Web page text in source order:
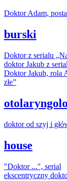
DoktorAdam,
burski
Doktorz serialu
doktorJakub z
DoktorJakub, rola
złe”
doktorod szyj i
house
"Doktor...", serial
ekscentryczny